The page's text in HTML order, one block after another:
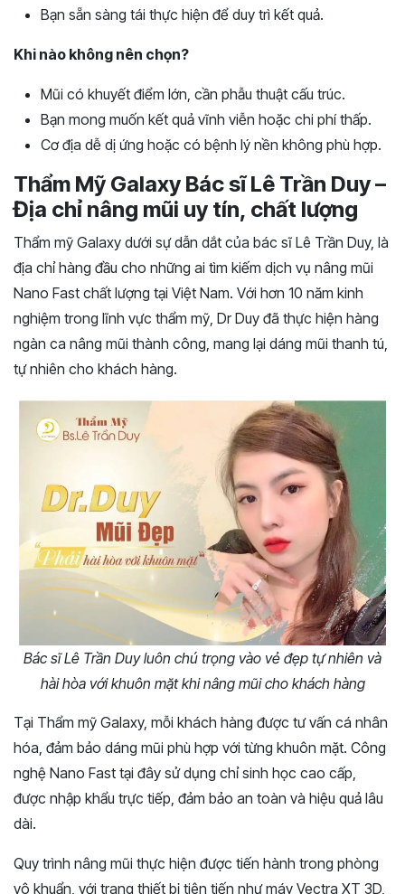
Bạn sẵn sàng tái thực hiện để duy trì kết quả.
Khi nào không nên chọn?
Mũi có khuyết điểm lớn, cần phẫu thuật cấu trúc.
Bạn mong muốn kết quả vĩnh viễn hoặc chi phí thấp.
Cơ địa dễ dị ứng hoặc có bệnh lý nền không phù hợp.
Thẩm Mỹ Galaxy Bác sĩ Lê Trần Duy –
Địa chỉ nâng mũi uy tín, chất lượng
Thẩm mỹ Galaxy dưới sự dẫn dắt của bác sĩ Lê Trần Duy, là
địa chỉ hàng đầu cho những ai tìm kiếm dịch vụ nâng mũi
Nano Fast chất lượng tại Việt Nam. Với hơn 10 năm kinh
nghiệm trong lĩnh vực thẩm mỹ, Dr Duy đã thực hiện hàng
ngàn ca nâng mũi thành công, mang lại dáng mũi thanh tú,
tự nhiên cho khách hàng.
Bác sĩ Lê Trần Duy luôn chú trọng vào vẻ đẹp tự nhiên và
hài hòa với khuôn mặt khi nâng mũi cho khách hàng
Tại Thẩm mỹ Galaxy, mỗi khách hàng được tư vấn cá nhân
hóa, đảm bảo dáng mũi phù hợp với từng khuôn mặt. Công
nghệ Nano Fast tại đây sử dụng chỉ sinh học cao cấp,
được nhập khẩu trực tiếp, đảm bảo an toàn và hiệu quả lâu
dài.
Quy trình nâng mũi thực hiện được tiến hành trong phòng
vô khuẩn, với trang thiết bị tiên tiến như máy Vectra XT 3D,